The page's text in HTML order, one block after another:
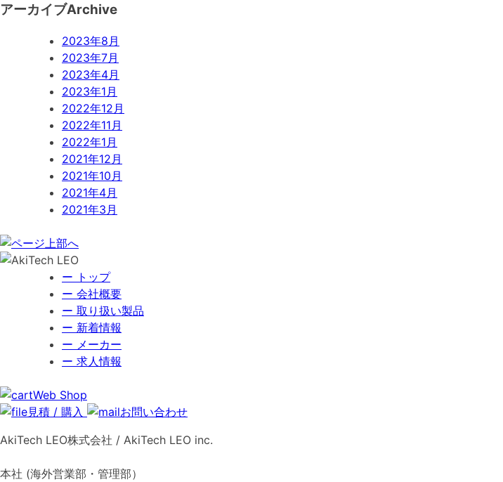
アーカイブArchive
2023年8月
2023年7月
2023年4月
2023年1月
2022年12月
2022年11月
2022年1月
2021年12月
2021年10月
2021年4月
2021年3月
ー トップ
ー 会社概要
ー 取り扱い製品
ー 新着情報
ー メーカー
ー 求人情報
Web Shop
見積 / 購入
お問い合わせ
AkiTech LEO株式会社 / AkiTech LEO inc.
本社 (海外営業部・管理部）